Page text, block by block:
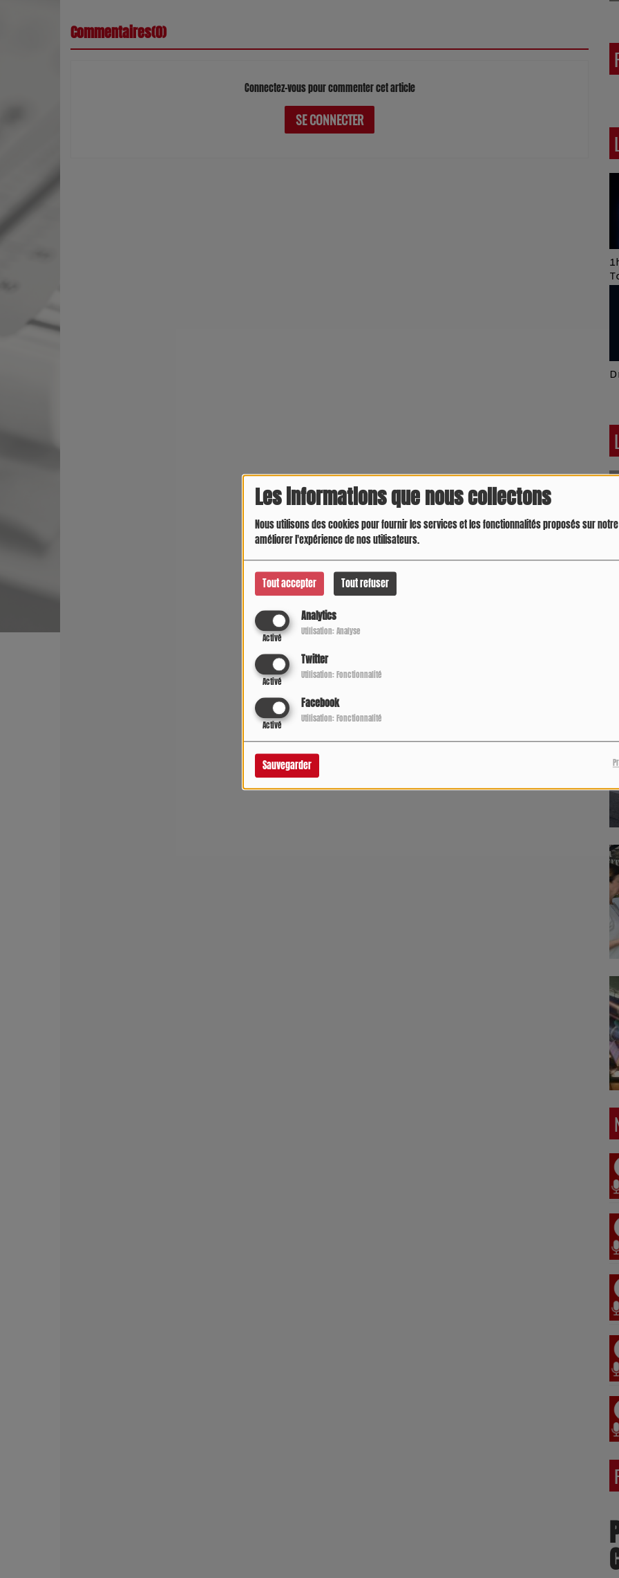
Les informations que nous collectons
Nous utilisons des cookies pour fournir les services et les fonctionnalités proposés sur
améliorer l'expérience de nos utilisateurs.
Tout accepter Tout refuser
Analytics
Activé
Utilisation: Analyse
Twitter
Activé
Utilisation: Fonctionnalité
Facebook
Activé
Utilisation: Fonctionnalité
Sauvegarder
Commentaires(0)
Connectez-vous pour commenter cet article
SE CONNECTER